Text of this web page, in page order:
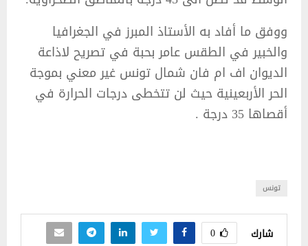
ووفق ما أفاد به الأستاذ المبرز في الجغرافيا
والخبير في الطقس عامر بحبة في تصريح لاذاعة
الديوان اف ام فان شمال تونس غير معني بموجة
الحر الأربعينية حيث لن تتخطى درجات الحرارة في
أقصاها 35 درجة .
تونس
شارك 0